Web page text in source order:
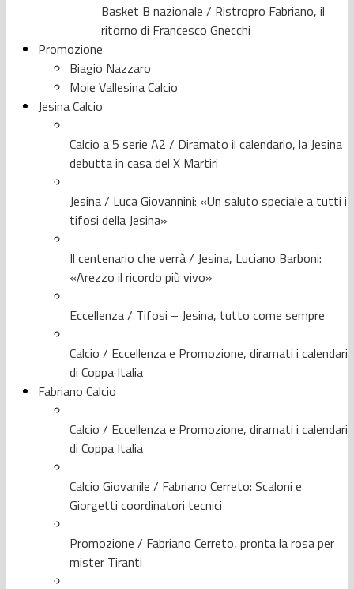
Basket B nazionale / Ristropro Fabriano, il
ritorno di Francesco Gnecchi
Promozione
Biagio Nazzaro
Moie Vallesina Calcio
Jesina Calcio
Calcio a 5 serie A2 / Diramato il calendario, la Jesina
debutta in casa del X Martiri
Jesina / Luca Giovannini: «Un saluto speciale a tutti i
tifosi della Jesina»
Il centenario che verrà / Jesina, Luciano Barboni:
«Arezzo il ricordo più vivo»
Eccellenza / Tifosi – Jesina, tutto come sempre
Calcio / Eccellenza e Promozione, diramati i calendari
di Coppa Italia
Fabriano Calcio
Calcio / Eccellenza e Promozione, diramati i calendari
di Coppa Italia
Calcio Giovanile / Fabriano Cerreto: Scaloni e
Giorgetti coordinatori tecnici
Promozione / Fabriano Cerreto, pronta la rosa per
mister Tiranti